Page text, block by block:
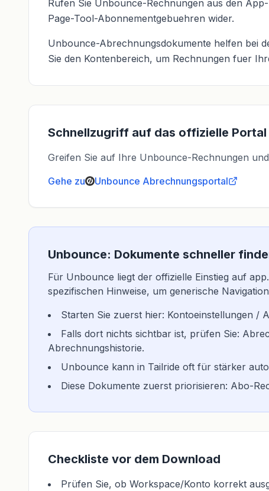
Rufen Sie Unbounce-Rechnungen aus den
Page-Tool-Abonnementgebuehren wider.
Unbounce-Abrechnungsdokumente helfen bei
Sie den Kontenbereich, um Rechnungen fuer
Schnellzugriff auf das offizielle Portal
Greifen Sie auf Ihre Unbounce-Rechnungen
Gehe zu
Unbounce Abrechnungsportal
Unbounce: Dokumente schneller
Für Unbounce liegt der offizielle Einstieg auf
spezifischen Hinweise, um generische
Starten Sie zuerst hier: Kontoeinstellungen /
Falls dort nichts sichtbar ist, prüfen Sie:
Abrechnungshistorie.
Unbounce kann in Tailride oft für stärker
Diese Dokumente zuerst priorisieren: Abo-
Checkliste vor dem Download
Prüfen Sie, ob Workspace/Konto korrekt